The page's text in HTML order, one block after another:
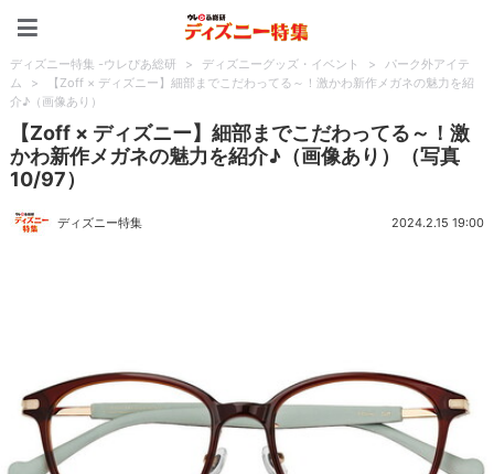
ディズニー特集 -ウレぴあ総研 > ディズニーグッズ・イベント >
パーク外アイテ
ム
>
【Zoff × ディズニー】細部までこだわってる～！激かわ新作メガネの魅力を紹
介♪（画像あり）
【Zoff × ディズニー】細部までこだわってる～！激
かわ新作メガネの魅力を紹介♪（画像あり）（写真
10/97）
ディズニー特集 2024.2.15 19:00